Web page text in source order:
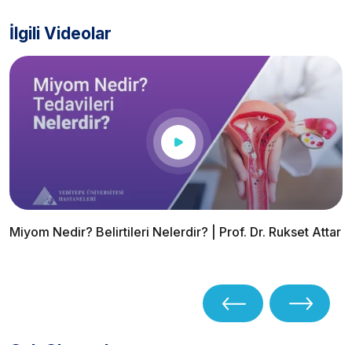
İlgili Videolar
Miyom Nedir? Belirtileri Nelerdir? | Prof. Dr. Rukset Attar